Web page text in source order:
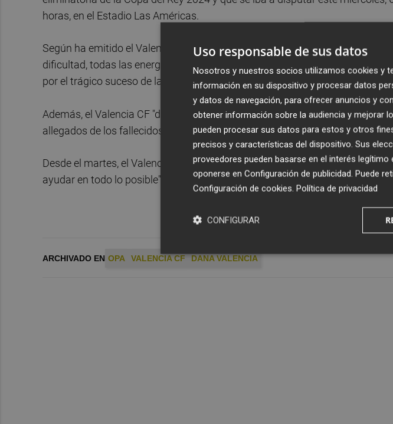
horas, en el Estadio Las Américas.
Según ha emitido el Valencia CF en un comunicado, el club "entiende que,
dificultad, todas las energías, atención y apoyo deben estar enfocados en
por el trágico suceso de la Dana. El fútbol está en un segundo plano.
Además, el Valencia CF "desea
trasladar nuestro más sentido pésame y
allegados de los fallecidos y damnificados por esta catástrofe que nos está
Desde el martes, el Valencia CF está a la "disposición de las autoridades y
ayudar en todo lo posible", zanja el comunicado.
ARCHIVADO EN OPA VALENCIA CF DANA VALENCIA
Uso responsable de sus datos
Nosotros y nuestros socios utilizamos cookies y
información en su dispositivo y procesar datos
y datos de navegación, para ofrecer anuncios y
obtener información sobre la audiencia y mejorar
pueden procesar sus datos para estos y otros
precisos y características del dispositivo. Sus
proveedores pueden basarse en el interés
oponerse en Configuración de publicidad. Puede
Configuración de cookies. Política de privacidad
CONFIGURAR